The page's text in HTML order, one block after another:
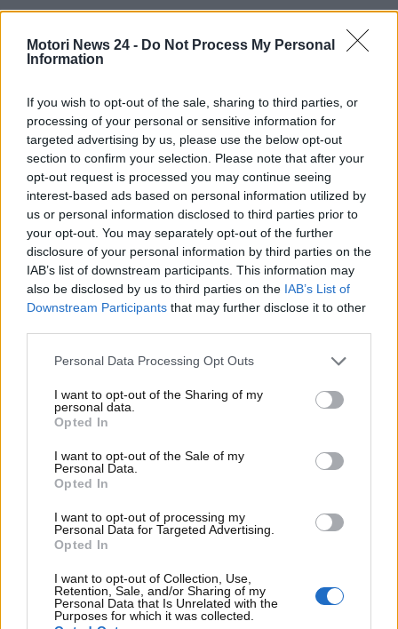
Motori News 24 - Do Not Process My Personal
Information
If you wish to opt-out of the sale, sharing to third parties, or
processing of your personal or sensitive information for
targeted advertising by us, please use the below opt-out
section to confirm your selection. Please note that after your
opt-out request is processed you may continue seeing
interest-based ads based on personal information utilized by
us or personal information disclosed to third parties prior to
your opt-out. You may separately opt-out of the further
disclosure of your personal information by third parties on the
IAB’s list of downstream participants. This information may
also be disclosed by us to third parties on the IAB’s List of
Downstream Participants that may further disclose it to other
Personal Data Processing Opt Outs
I want to opt-out of the Sharing of my
personal data.
Opted In
I want to opt-out of the Sale of my
Personal Data.
Opted In
I want to opt-out of processing my
Personal Data for Targeted Advertising.
Opted In
I want to opt-out of Collection, Use,
Retention, Sale, and/or Sharing of my
Personal Data that Is Unrelated with the
Purposes for which it was collected.
Quando una vettura supera i limiti di velocità,
l’autovelox scatta una foto, registrando la
velocità istantanea e la targa del mezzo
conducente dell’auto potrà variare in base
all’effettivo superamento del limite fissato in quel
tratto stradale.
I nuovi autovelox in grado di
rilevare una mossa sbagliata
al volante
La notizia di cui vogliamo dar cenno in questo testo
riguardal’arrivo di una nuovissima generazione di
autovelox. Essi sono in grado non solo di rilevare
esattamente la velocità del mezzo o di scoprire in
assicurativo, ma anche di scoprire un altro dettaglio.
In pratica, questi nuovi dispositivi
Ecco tutti i dettagli.